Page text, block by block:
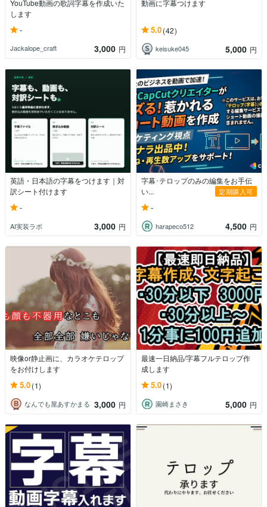
YouTube動画の歌詞字幕を作成いた
します
-
Jackalope_craft 3,000 円
動画に字幕つけます
5.0(42)
keisuke045 5,000 円
英語・日本語の字幕をつけます｜対
訳シート付けます
-
AI実装ラボ 3,000 円
字幕･テロップのみの編集をお手伝
い...
定期購入可
-
harapeco512 4,500 円
映像or静止画に、カラオケテロップ
をお付けします
5.0(1)
なんでも屋あすかまる 3,000 円
最速一日納品/字幕フルテロップ作
成します
5.0(1)
園崎まさき 5,000 円